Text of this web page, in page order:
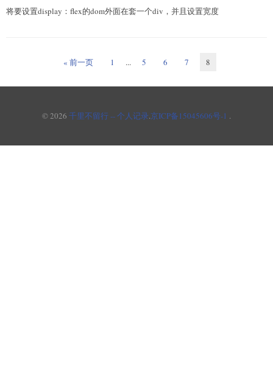
将要设置display：flex的dom外面在套一个div，并且设置宽度
« 前一页 1 ... 5 6 7 8
© 2026 千里不留行 -- 个人记录.京ICP备15045606号-1 .